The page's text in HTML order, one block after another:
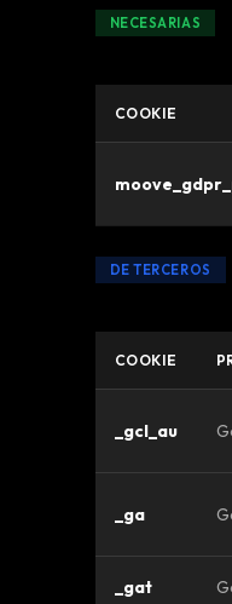
NECESARIAS
COOKIE
DE TERCEROS
COOKIE
_gcl_au
_ga
_gat